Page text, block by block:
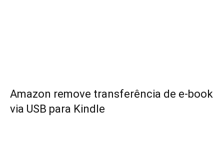
Amazon remove transferência de e-book
via USB para Kindle